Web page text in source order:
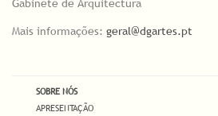
Gabinete de Arquitectura
Mais informações: geral@dgartes.pt
SOBRE NÓS
APRESENTAÇÃO